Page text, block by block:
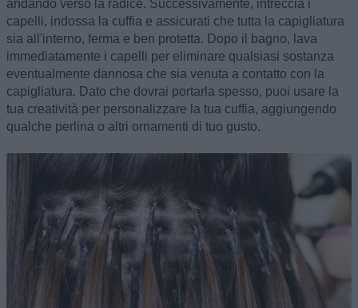
andando verso la radice. Successivamente, intreccia i
capelli, indossa la cuffia e assicurati che tutta la capigliatura
sia all'interno, ferma e ben protetta. Dopo il bagno, lava
immediatamente i capelli per eliminare qualsiasi sostanza
eventualmente dannosa che sia venuta a contatto con la
capigliatura. Dato che dovrai portarla spesso, puoi usare la
tua creatività per personalizzare la tua cuffia, aggiungendo
qualche perlina o altri ornamenti di tuo gusto.